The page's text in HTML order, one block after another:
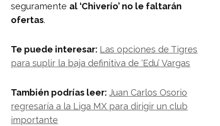
seguramente al ‘Chiverío’ no le faltarán
ofertas.
Te puede interesar: Las opciones de Tigres
para suplir la baja definitiva de ‘Edu’ Vargas
También podrías leer:Juan Carlos Osorio
regresaría a la Liga MX para dirigir un club
importante